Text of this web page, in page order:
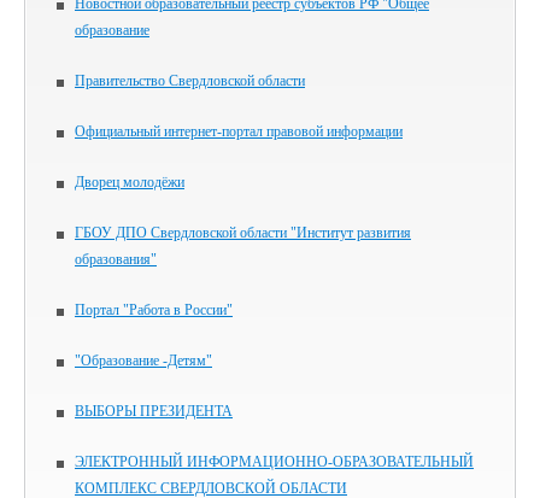
Новостной образовательный реестр субъектов РФ "Общее
образование
Правительство Свердловской области
Официальный интернет-портал правовой информации
Дворец молодёжи
ГБОУ ДПО Свердловской области "Институт развития
образования"
Портал "Работа в России"
"Образование -Детям"
ВЫБОРЫ ПРЕЗИДЕНТА
ЭЛЕКТРОННЫЙ ИНФОРМАЦИОННО-ОБРАЗОВАТЕЛЬНЫЙ
КОМПЛЕКС СВЕРДЛОВСКОЙ ОБЛАСТИ